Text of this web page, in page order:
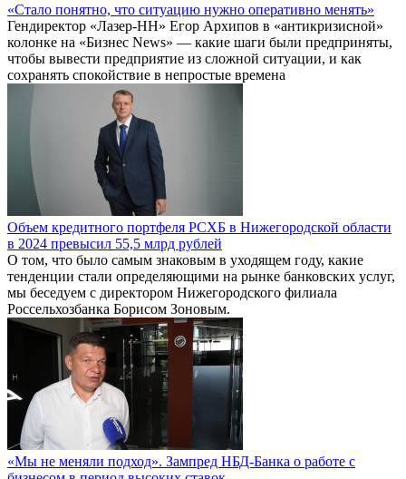
«Стало понятно, что ситуацию нужно оперативно менять»
Гендиректор «Лазер-НН» Егор Архипов в «антикризисной»
колонке на «Бизнес News» — какие шаги были предприняты,
чтобы вывести предприятие из сложной ситуации, и как
сохранять спокойствие в непростые времена
Объем кредитного портфеля РСХБ в Нижегородской области
в 2024 превысил 55,5 млрд рублей
О том, что было самым знаковым в уходящем году, какие
тенденции стали определяющими на рынке банковских услуг,
мы беседуем с директором Нижегородского филиала
Россельхозбанка Борисом Зоновым.
«Мы не меняли подход». Зампред НБД-Банка о работе с